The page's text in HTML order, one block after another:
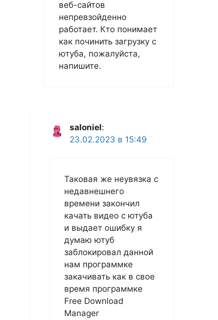
веб-сайтов
непревзойденно
работает. Кто понимает
как починить загрузку с
ютуба, пожалуйста,
напишите.
saloniel:
23.02.2023 в 15:49
Таковая же неувязка с
недавнешнего
времени закончил
качать видео с ютуба
и выдает ошибку я
думаю ютуб
заблокировал данной
нам программке
закачивать как в свое
время программке
Free Download
Manager